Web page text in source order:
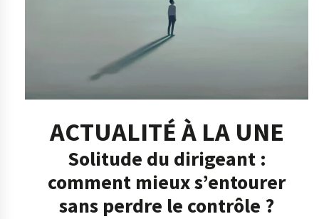
ACTUALITÉ À LA UNE
Solitude du dirigeant :
comment mieux s’entourer
sans perdre le contrôle ?